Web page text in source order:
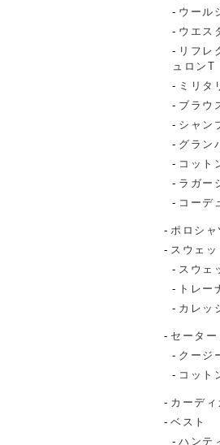
ウール
ウエス
リフレ
ュロンT
ミリタ
ブラウ
シャン
グラン
コット
ラガー
コーデ
ポロシャ
スウェッ
スウェ
トレー
カレッ
セーター
クージ
コット
カーディ
ベスト
ハンテ